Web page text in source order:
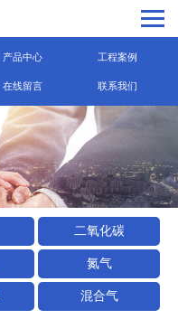
产品中心 工程案例
在线留言 联系我们
二氧化碳
氮气
混合气